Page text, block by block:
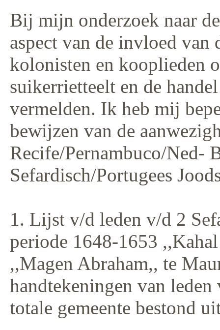
Bij mijn onderzoek naar
aspect van de invloed van
kolonisten en kooplieden
suikerrietteelt en de
vermelden. Ik heb mij
bewijzen van de
Recife/Pernambuco/Ned-
Sefardisch/Portugees
1. Lijst v/d leden v/d 2
periode 1648-1653
,,Magen Abraham,, te
handtekeningen van leden
totale gemeente bestond